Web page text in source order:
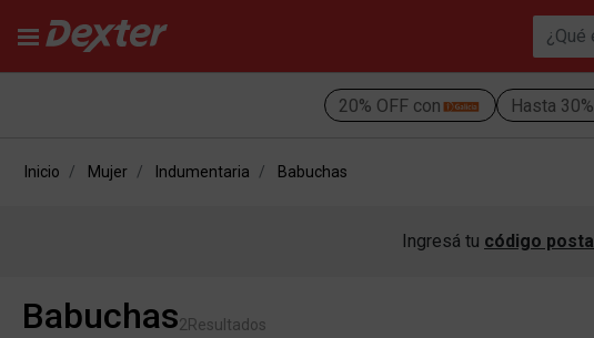
20% OFF con Hasta
Inicio Mujer Indumentaria Babuchas
Ingresá tu código
Babuchas2Resultados